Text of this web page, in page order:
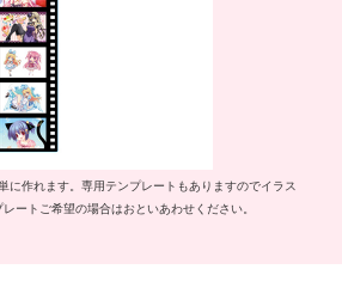
に作れます。専用テンプレートもありますのでイラス
ートご希望の場合はおといあわせください。